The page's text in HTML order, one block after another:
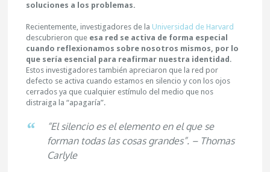
soluciones a los problemas.
Recientemente, investigadores de la Universidad de Harvard
descubrieron que esa red se activa de forma especial
cuando reflexionamos sobre nosotros mismos, por lo
que sería esencial para reafirmar nuestra identidad .
Estos investigadores también apreciaron que la red por
defecto se activa cuando estamos en silencio y con los ojos
cerrados ya que cualquier estímulo del medio que nos
distraiga la “apagaría”.
“El silencio es el elemento en el que se
forman todas las cosas grandes”. – Thomas
Carlyle